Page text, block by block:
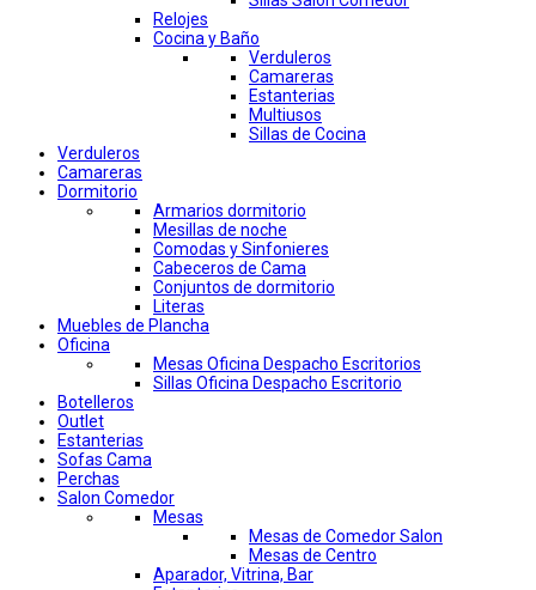
Relojes
Cocina y Baño
Verduleros
Camareras
Estanterias
Multiusos
Sillas de Cocina
Verduleros
Camareras
Dormitorio
Armarios dormitorio
Mesillas de noche
Comodas y Sinfonieres
Cabeceros de Cama
Conjuntos de dormitorio
Literas
Muebles de Plancha
Oficina
Mesas Oficina Despacho Escritorios
Sillas Oficina Despacho Escritorio
Botelleros
Outlet
Estanterias
Sofas Cama
Perchas
Salon Comedor
Mesas
Mesas de Comedor Salon
Mesas de Centro
Aparador, Vitrina, Bar